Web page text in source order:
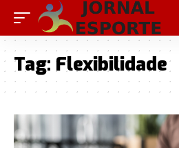
Tag: Flexibilidade